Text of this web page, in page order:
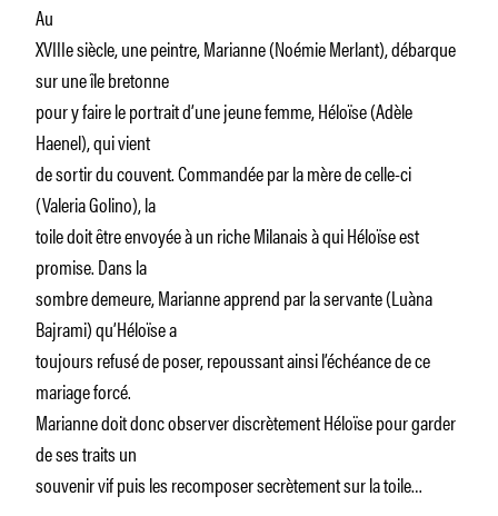
Au
XVIIIe siècle, une peintre, Marianne (Noémie Merlant), débarque
sur une île bretonne
pour y faire le portrait d’une jeune femme, Héloïse (Adèle
Haenel), qui vient
de sortir du couvent. Commandée par la mère de celle-ci
(Valeria Golino), la
toile doit être envoyée à un riche Milanais à qui Héloïse est
promise. Dans la
sombre demeure, Marianne apprend par la servante (Luàna
Bajrami) qu’Héloïse a
toujours refusé de poser, repoussant ainsi l’échéance de ce
mariage forcé.
Marianne doit donc observer discrètement Héloïse pour garder
de ses traits un
souvenir vif puis les recomposer secrètement sur la toile…